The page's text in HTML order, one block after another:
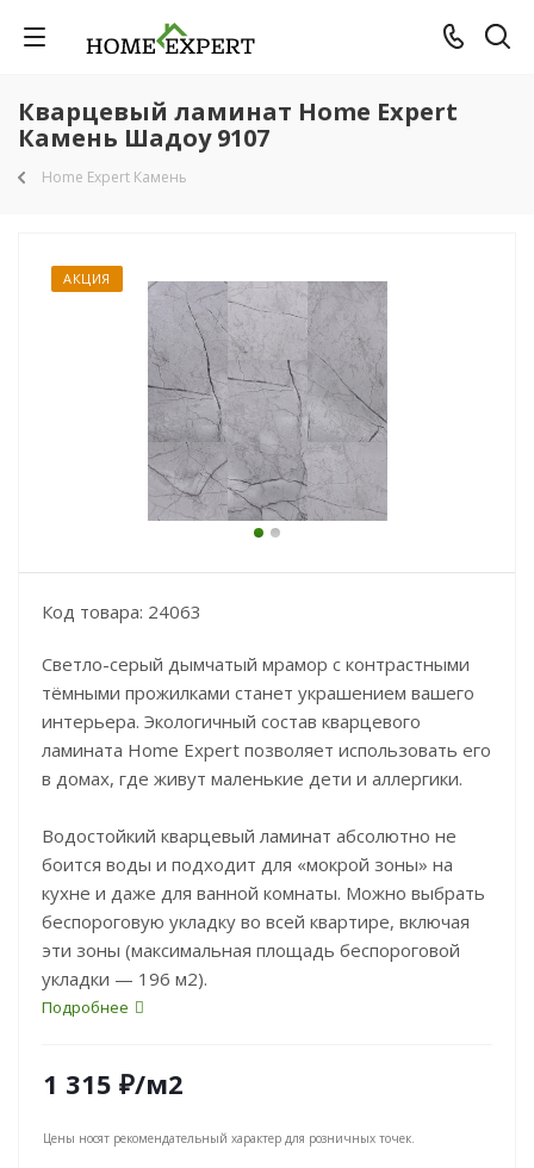
Кварцевый ламинат Home Expert
Камень Шадоу 9107
Home Expert Камень
АКЦИЯ
Код товара: 24063
Светло-серый дымчатый мрамор с контрастными
тёмными прожилками станет украшением вашего
интерьера. Экологичный состав кварцевого
ламината Home Expert позволяет использовать его
в домах, где живут маленькие дети и аллергики.
Водостойкий кварцевый ламинат абсолютно не
боится воды и подходит для «мокрой зоны» на
кухне и даже для ванной комнаты. Можно выбрать
беспороговую укладку во всей квартире, включая
эти зоны (максимальная площадь беспороговой
укладки — 196 м2).
Подробнее
1 315 ₽/м2
Цены носят рекомендательный характер для розничных точек.